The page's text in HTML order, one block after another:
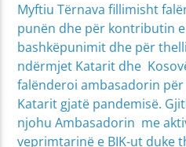
Myftiu Tërnava fillimisht
punën dhe për kontributin
bashkëpunimit dhe për
ndërmjet Katarit dhe
falënderoi ambasadorin
Katarit gjatë pandemisë.
njohu Ambasadorin me
veprimtarinë e BIK-ut duke